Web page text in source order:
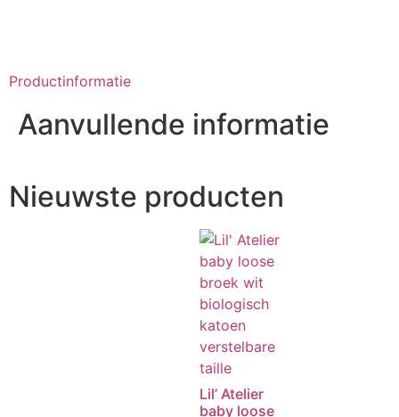
Productinformatie
Aanvullende informatie
Nieuwste producten
Lil’ Atelier
baby loose